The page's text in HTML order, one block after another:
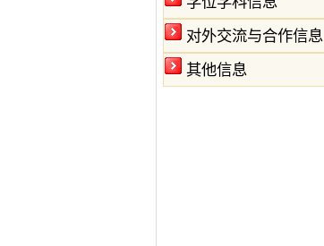
对外交流与合作信息
其他信息